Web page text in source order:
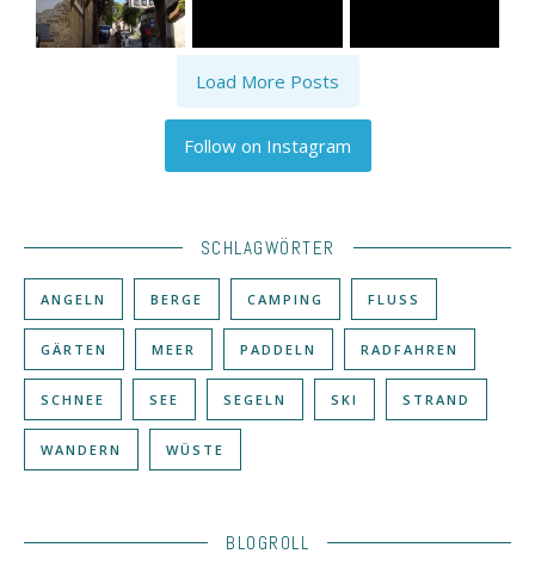
Load More Posts
Follow on Instagram
SCHLAGWÖRTER
ANGELN BERGE CAMPING FLUSS
GÄRTEN MEER PADDELN RADFAHREN
SCHNEE SEE SEGELN SKI STRAND
WANDERN WÜSTE
BLOGROLL